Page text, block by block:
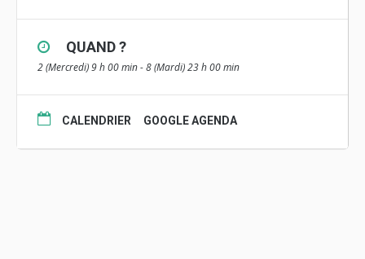
Au programme cette année :
Une exploration du
Danemark,
européens,
QUAND ?
2 (Mercredi) 9 h 00 min - 8 (Mardi) 23 h 00 min
CALENDRIER GOOGLE AGENDA